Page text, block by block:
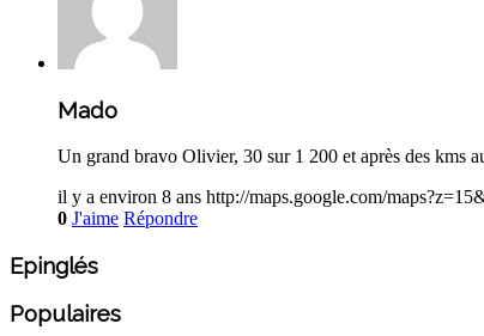
Mado
Un grand bravo Olivier, 30 sur 1 200 et après des kms
il y a environ 8 ans http://maps.google.com/
0 J'aime Répondre
Epinglés
Populaires